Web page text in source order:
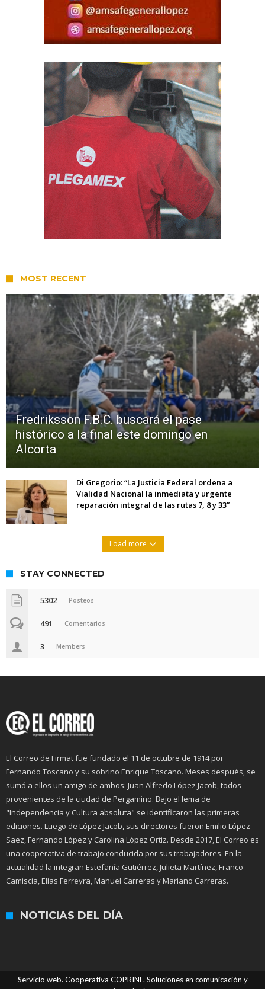
MOST RECENT
Fredriksson F.B.C. buscará el pase
histórico a la final este domingo en
Alcorta
Di Gregorio: “La Justicia Federal ordena a
Vialidad Nacional la inmediata y urgente
reparación integral de las rutas 7, 8 y 33”
Load more
STAY CONNECTED
5302 Posteos
491 Comentarios
3 Members
El Correo de Firmat fue fundado el 11 de octubre de 1914 por
Fernando Toscano y su sobrino Enrique Toscano. Meses después, se
sumó a ellos un amigo de ambos: Juan Alfredo López Jacob, todos
provenientes de la ciudad de Pergamino. Bajo el lema de
"Independencia y Cultura absoluta" se identificaron las primeras
ediciones. Luego de López Jacob, sus directores fueron Emilio López
Saez, Fernando López y Carolina López Ortiz. Desde 2017, El Correo es
una cooperativa de trabajo conducida por sus trabajadores. En la
actualidad la integran Estefanía Gutiérrez, Julieta Martínez, Franco
Camiscia, Elías Ferreyra, Manuel Carreras y Mariano Carreras.
NOTICIAS DEL DÍA
Servicio web. Cooperativa COPRINF. Soluciones en comunicación y